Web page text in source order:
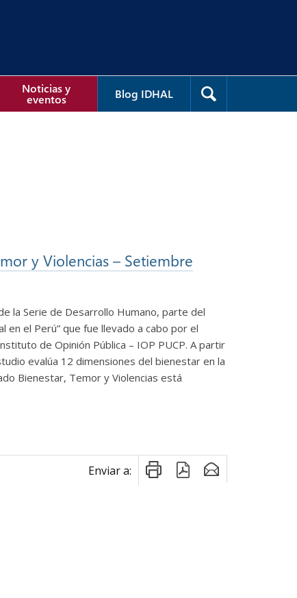
Noticias y
eventos Blog IDHAL
y Violencias – Setiembre
la Serie de Desarrollo Humano, parte del
en el Perú” que fue llevado a cabo por el
de Opinión Pública – IOP PUCP. A partir
evalúa 12 dimensiones del bienestar en la
Bienestar, Temor y Violencias está
Enviar a: